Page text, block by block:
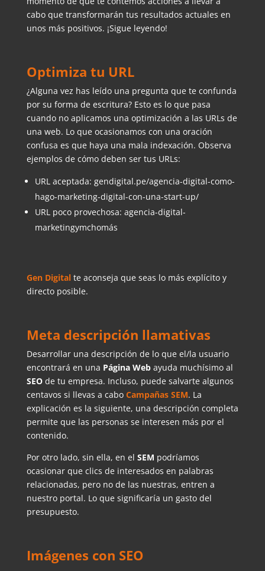
cabo que transformarán tus resultados actuales en
unos más positivos. ¡Sigue leyendo!
Optimiza tu URL
¿Alguna vez has leído una pregunta que te confunda
por su forma de escritura? Esto es lo que pasa
cuando no aplicamos una optimización a las URLs de
una web. Lo que ocasionamos con una oración
confusa es que haya una mala indexación. Observa
ejemplos de cómo deben ser tus URLs:
URL aceptada: gendigital.pe/agencia-digital-como-
hago-marketing-digital-con-una-start-up/
URL poco provechosa: agencia-digital-
marketingymchomás
Gen Digital te aconseja que seas lo más explícito y
directo posible.
Meta descripción llamativas
Desarrollar una descripción de lo que el/la usuario
encontrará en una Página Web ayuda muchísimo al
SEO de tu empresa. Incluso, puede salvarte algunos
centavos si llevas a cabo Campañas SEM. La
explicación es la siguiente, una descripción completa
permite que las personas se interesen más por el
contenido.
Por otro lado, sin ella, en el SEM podríamos
ocasionar que clics de interesados en palabras
relacionadas, pero no de las nuestras, entren a
nuestro portal. Lo que significaría un gasto del
presupuesto.
Imágenes con SEO